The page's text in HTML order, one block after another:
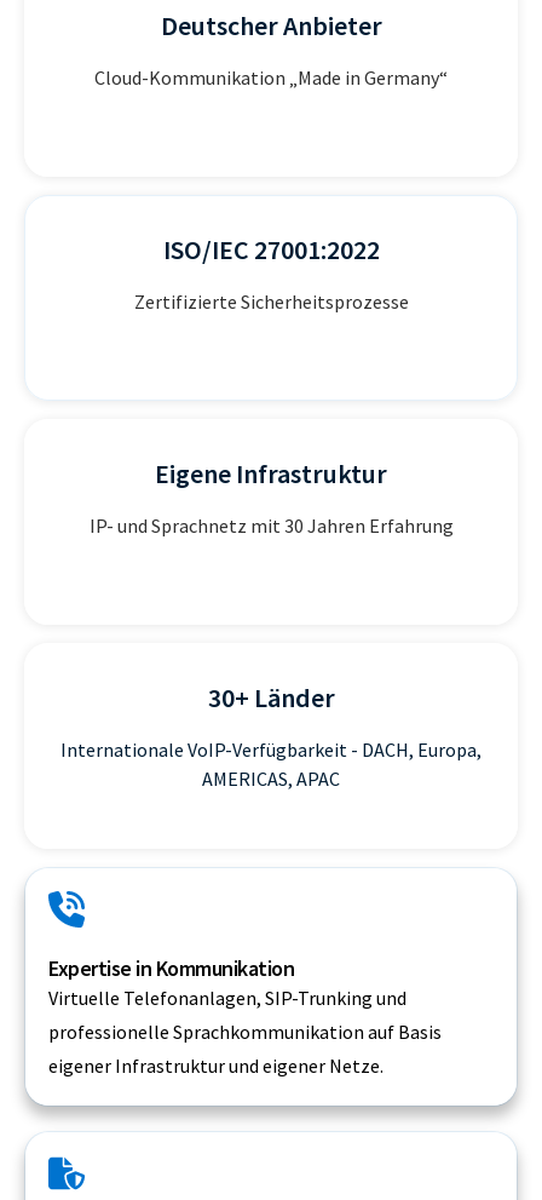
Deutscher Anbieter
Cloud-Kommunikation „Made in Germany“
ISO/IEC 27001:2022
Zertifizierte Sicherheitsprozesse
Eigene Infrastruktur
IP- und Sprachnetz mit 30 Jahren Erfahrung
30+ Länder
Internationale VoIP-Verfügbarkeit - DACH, Europa,
AMERICAS, APAC
Expertise in Kommunikation
Virtuelle Telefonanlagen, SIP-Trunking und
professionelle Sprachkommunikation auf Basis
eigener Infrastruktur und eigener Netze.